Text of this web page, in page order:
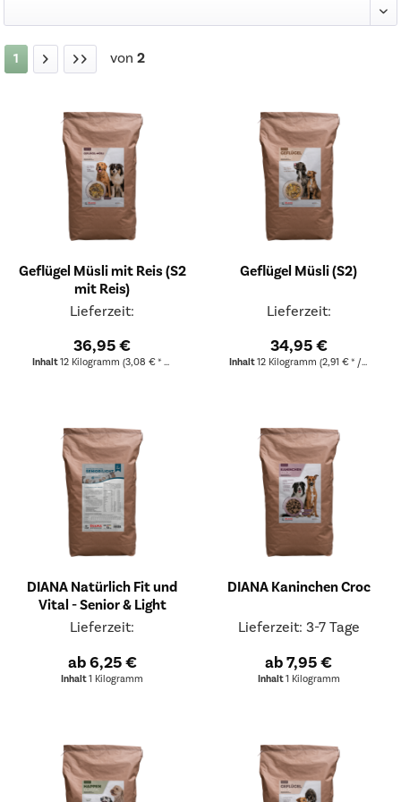
1 von2
Geflügel Müsli mit Reis (S2
mit Reis)
Lieferzeit:
36,95 €
Inhalt12 Kilogramm(3,08 € * / 1 Kilogramm)
Geflügel Müsli (S2)
Lieferzeit:
34,95 €
Inhalt12 Kilogramm (2,91 € * / 1 Kilogramm)
DIANA Natürlich Fit und
Vital - Senior & Light
Lieferzeit:
ab 6,25 €
Inhalt1 Kilogramm
DIANA Kaninchen Croc
Lieferzeit: 3-7 Tage
ab 7,95 €
Inhalt1 Kilogramm